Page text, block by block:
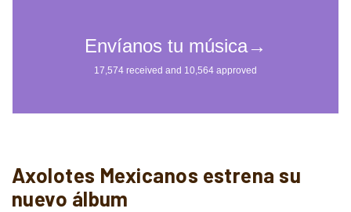
Axolotes Mexicanos estrena su
nuevo álbum